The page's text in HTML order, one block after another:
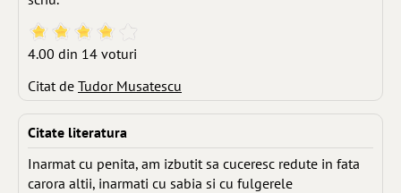
4.00 din 14 voturi
Citat de Tudor Musatescu
Citate literatura
Inarmat cu penita, am izbutit sa cuceresc redute in fata
carora altii, inarmati cu sabia si cu fulgerele